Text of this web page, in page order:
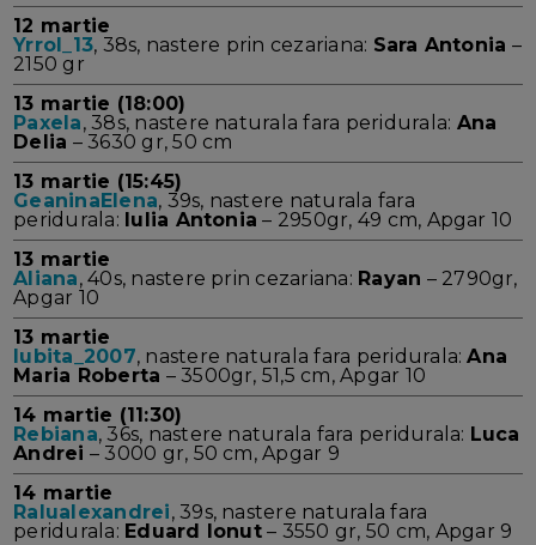
12 martie
Yrrol_13, 38s, nastere prin cezariana: Sara Antonia –
2150 gr
13 martie (18:00)
Paxela, 38s, nastere naturala fara peridurala: Ana
Delia – 3630 gr, 50 cm
13 martie (15:45)
GeaninaElena, 39s, nastere naturala fara
peridurala: Iulia Antonia – 2950gr, 49 cm, Apgar 10
13 martie
Aliana, 40s, nastere prin cezariana: Rayan – 2790gr,
Apgar 10
13 martie
Iubita_2007, nastere naturala fara peridurala:Ana
Maria Roberta – 3500gr, 51,5 cm, Apgar 10
14 martie (11:30)
Rebiana, 36s, nastere naturala fara peridurala: Luca
Andrei – 3000 gr, 50 cm, Apgar 9
14 martie
Ralualexandrei, 39s, nastere naturala fara
peridurala: Eduard Ionut– 3550 gr, 50 cm, Apgar 9